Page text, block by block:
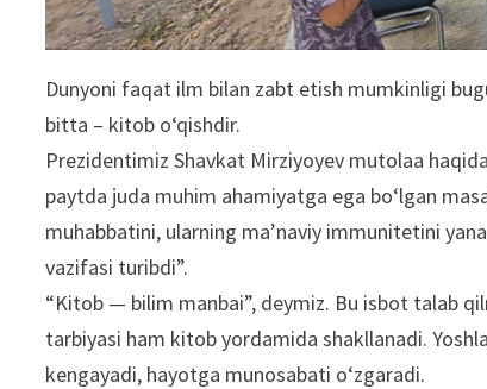
Dunyoni faqat ilm bilan zabt etish mumkinligi
bitta – kitob oʻqishdir.
Prezidentimiz Shavkat Mirziyoyev mutolaa
paytda juda muhim ahamiyatga ega boʻlgan
muhabbatini, ularning maʼnaviy immunitetini
vazifasi turibdi”.
“Kitob — bilim manbai”, deymiz. Bu isbot talab
tarbiyasi ham kitob yordamida shakllanadi.
kengayadi, hayotga munosabati oʻzgaradi.